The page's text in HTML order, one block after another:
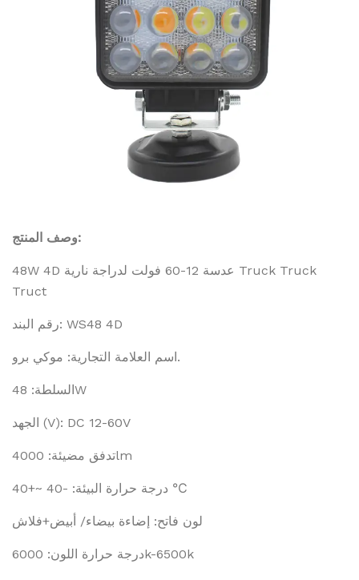
وصف المنتج:
48W 4D عدسة 12-60 فولت لدراجة نارية Truck Truck
Truct
رقم البند: WS48 4D
اسم العلامة التجارية: موكي برو.
السلطة: 48W
الجهد (V): DC 12-60V
تدفق مضيئة: 4000lm
درجة حرارة البيئة: -40 ~+40 ℃
لون فاتح: إضاءة بيضاء/ أبيض+فلاش
درجة حرارة اللون: 6000k-6500k